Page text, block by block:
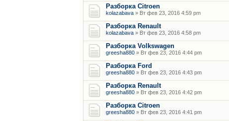
Разборка Citroen
kolazabava » Вт фев 23, 2016 4:59 pm
Разборка Renault
kolazabava » Вт фев 23, 2016 4:58 pm
Разборка Volkswagen
greesha880 » Вт фев 23, 2016 4:44 pm
Разборка Ford
greesha880 » Вт фев 23, 2016 4:43 pm
Разборка Renault
greesha880 » Вт фев 23, 2016 4:42 pm
Разборка Citroen
greesha880 » Вт фев 23, 2016 4:41 pm